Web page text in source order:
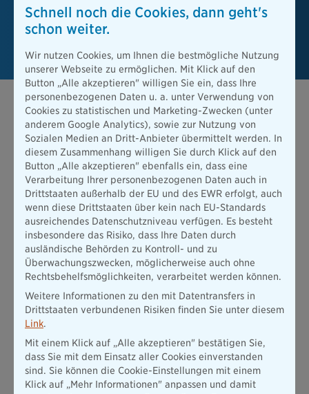
Telefonische Rechtsberatung
Schadenmeldung
Möchten Sie Ihren Schaden mitteilen, können Sie das
einfach über unsere Partnerseite erledigen.
Hier geht´s zur Schadenmeldung
24h-Schadenhotline 0221 8277-8899
Nutzen Sie den die Hotline zur ersten kostenfreien,
telefonischen Einschätzung Ihres Rechtsproblems oder
melden Sie uns Ihren Rechtsfall.
Die Schaden-Assistance ist 24 Stunden an 7 Tagen die
Woche für Sie im Einsatz. Einfach anrufen und wir
kümmern uns um alles Weitere!
Schnell noch die Cookies, dann geht's
schon weiter.
Wir nutzen Cookies, um Ihnen die bestmögliche Nutzung
unserer Webseite zu ermöglichen. Mit Klick auf den
Button „Alle akzeptieren" willigen Sie ein, dass Ihre
personenbezogenen Daten u. a. unter Verwendung von
Cookies zu statistischen und Marketing-Zwecken (unter
anderem Google Analytics), sowie zur Nutzung von
Sozialen Medien an Dritt-Anbieter übermittelt werden. In
diesem Zusammenhang willigen Sie durch Klick auf den
Button „Alle akzeptieren" ebenfalls ein, dass eine
Verarbeitung Ihrer personenbezogenen Daten auch in
Drittstaaten außerhalb der EU und des EWR erfolgt, auch
wenn diese Drittstaaten über kein nach EU-Standards
ausreichendes Datenschutzniveau verfügen. Es besteht
insbesondere das Risiko, dass Ihre Daten durch
ausländische Behörden zu Kontroll- und zu
Überwachungszwecken, möglicherweise auch ohne
Rechtsbehelfsmöglichkeiten, verarbeitet werden können.
Weitere Informationen zu den mit Datentransfers in
Drittstaaten verbundenen Risiken finden Sie unter diesem
Link.
Mit einem Klick auf „Alle akzeptieren" bestätigen Sie,
dass Sie mit dem Einsatz aller Cookies einverstanden
sind. Sie können die Cookie-Einstellungen mit einem
Klick auf „Mehr Informationen" anpassen und damit